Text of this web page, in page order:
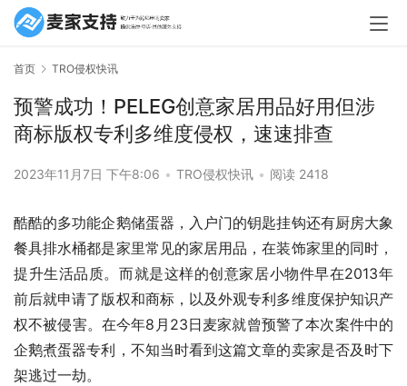
首页 TRO侵权快讯
预警成功！PELEG创意家居用品好用但涉
商标版权专利多维度侵权，速速排查
2023年11月7日 下午8:06 • TRO侵权快讯 • 阅读 2418
酷酷的多功能企鹅储蛋器，入户门的钥匙挂钩还有厨房大象
餐具排水桶都是家里常见的家居用品，在装饰家里的同时，
提升生活品质。而就是这样的创意家居小物件早在2013年
前后就申请了版权和商标，以及外观专利多维度保护知识产
权不被侵害。在今年8月23日麦家就曾预警了本次案件中的
企鹅煮蛋器专利，不知当时看到这篇文章的卖家是否及时下
架逃过一劫。